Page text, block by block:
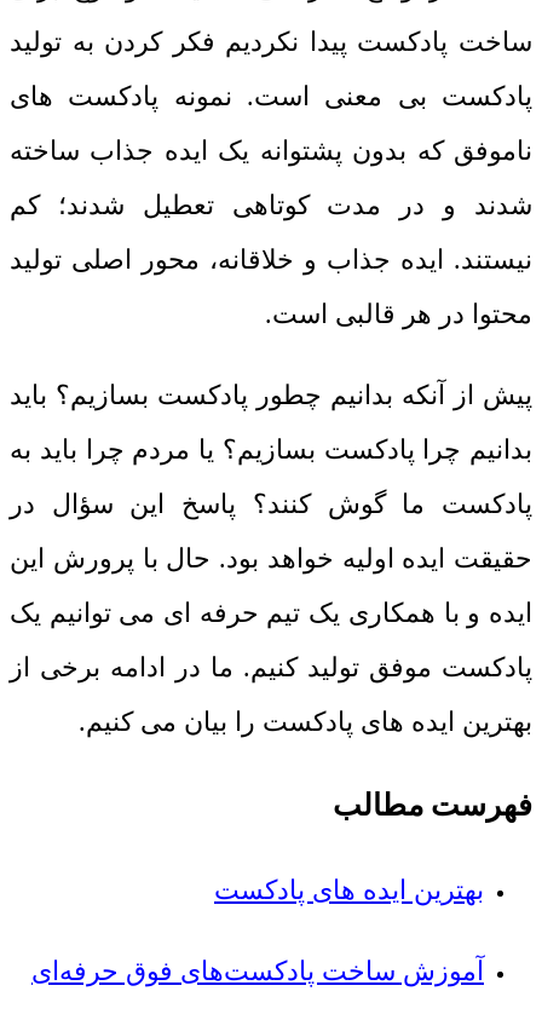
ساخت پادکست پیدا نکردیم فکر کردن به تولید
پادکست بی معنی است. نمونه پادکست های
ناموفق که بدون پشتوانه یک ایده جذاب ساخته
شدند و در مدت کوتاهی تعطیل شدند؛ کم
نیستند. ایده جذاب و خلاقانه، محور اصلی تولید
محتوا در هر قالبی است.
پیش از آنکه بدانیم چطور پادکست بسازیم؟ باید
بدانیم چرا پادکست بسازیم؟ یا مردم چرا باید به
پادکست ما گوش کنند؟ پاسخ این سؤال در
حقیقت ایده اولیه خواهد بود. حال با پرورش این
ایده و با همکاری یک تیم حرفه ای می توانیم یک
پادکست موفق تولید کنیم. ما در ادامه برخی از
بهترین ایده های پادکست را بیان می کنیم.
فهرست مطالب
بهترین ایده های پادکست
آموزش ساخت پادکست‌های فوق حرفه‌ای